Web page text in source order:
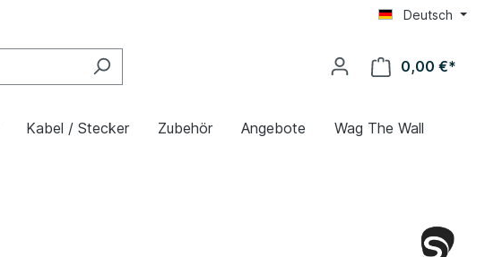
Deutsch
0,00 €*
Kabel / Stecker Zubehör Angebote Wag The Wall